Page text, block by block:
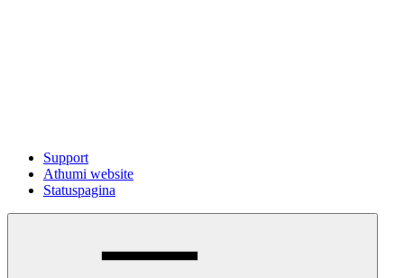
Support
Athumi website
Statuspagina